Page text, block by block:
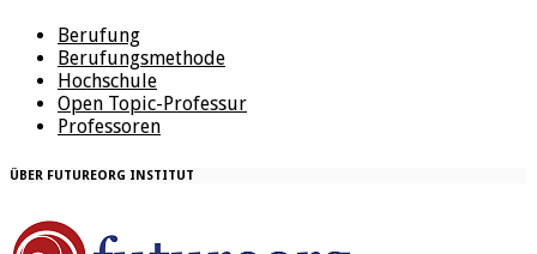
Berufung
Berufungsmethode
Hochschule
Open Topic-Professur
Professoren
ÜBER FUTUREORG INSTITUT